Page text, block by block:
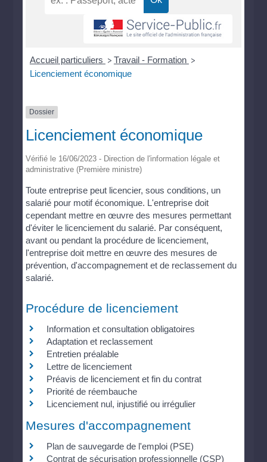
Accueil particuliers > Travail - Formation >
Licenciement économique
Dossier
Licenciement économique
Vérifié le 16/06/2023 - Direction de l'information légale et
administrative (Première ministre)
Toute entreprise peut licencier, sous conditions, un
salarié pour motif économique. L'entreprise doit
cependant mettre en œuvre des mesures permettant
d'éviter le licenciement du salarié. Par conséquent,
avant ou pendant la procédure de licenciement,
l'entreprise doit mettre en œuvre des mesures de
prévention, d'accompagnement et de reclassement du
salarié.
Procédure de licenciement
Information et consultation obligatoires
Adaptation et reclassement
Entretien préalable
Lettre de licenciement
Préavis de licenciement et fin du contrat
Priorité de réembauche
Licenciement nul, injustifié ou irrégulier
Mesures d'accompagnement
Plan de sauvegarde de l'emploi (PSE)
Contrat de sécurisation professionnelle (CSP)